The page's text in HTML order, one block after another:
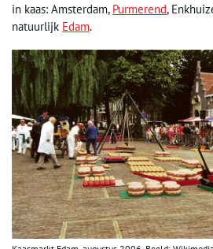
in kaas: Amsterdam, Purmerend,
natuurlijk Edam.